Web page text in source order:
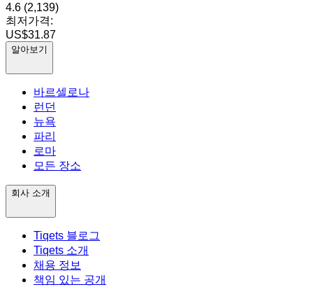
4.6 (2,139)
최저가격:
US$31.87
알아보기
바르셀로나
런던
뉴욕
파리
로마
모든 장소
회사 소개
Tiqets 블로그
Tiqets 소개
채용 정보
책임 있는 공개